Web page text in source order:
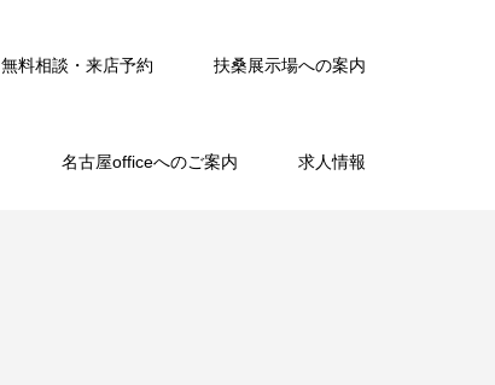
無料相談・来店予約 扶桑展示場への案内
名古屋officeへのご案内 求人情報